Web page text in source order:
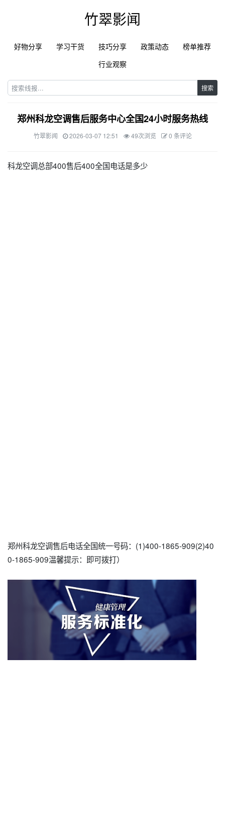
竹翠影闻
好物分享 学习干货 技巧分享 政策动态
榜单推荐
行业观察
搜索
郑州科龙空调售后服务中心全国24小时服务热线
竹翠影闻 2026-03-07 12:51 49次浏览 0 条评论
科龙空调总部400售后400全国电话是多少
郑州科龙空调售后电话全国统一号码：(1)400-1865-909(2)40
0-1865-909温馨提示：即可拨打）